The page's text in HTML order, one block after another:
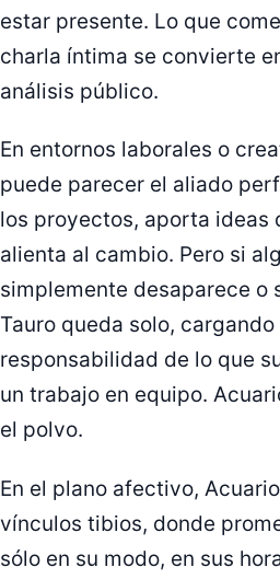
estar presente. Lo que
charla íntima se convierte
análisis público.
En entornos laborales o
puede parecer el aliado
los proyectos, aporta ideas
alienta al cambio. Pero si
simplemente desaparece o
Tauro queda solo,
responsabilidad de lo que
un trabajo en equipo.
el polvo.
En el plano afectivo,
vínculos tibios, donde
sólo en su modo, en sus